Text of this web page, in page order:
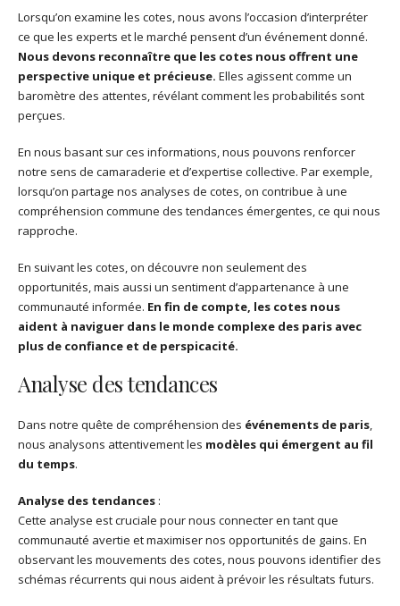
Lorsqu’on examine les cotes, nous avons l’occasion d’interpréter
ce que les experts et le marché pensent d’un événement donné.
Nous devons reconnaître que les cotes nous offrent une
perspective unique et précieuse. Elles agissent comme un
baromètre des attentes, révélant comment les probabilités sont
perçues.
En nous basant sur ces informations, nous pouvons renforcer
notre sens de camaraderie et d’expertise collective. Par exemple,
lorsqu’on partage nos analyses de cotes, on contribue à une
compréhension commune des tendances émergentes, ce qui nous
rapproche.
En suivant les cotes, on découvre non seulement des
opportunités, mais aussi un sentiment d’appartenance à une
communauté informée. En fin de compte, les cotes nous
aident à naviguer dans le monde complexe des paris avec
plus de confiance et de perspicacité.
Analyse des tendances
Dans notre quête de compréhension des événements de paris,
nous analysons attentivement les modèles qui émergent au fil
du temps.
Analyse des tendances :
Cette analyse est cruciale pour nous connecter en tant que
communauté avertie et maximiser nos opportunités de gains. En
observant les mouvements des cotes, nous pouvons identifier des
schémas récurrents qui nous aident à prévoir les résultats futurs.